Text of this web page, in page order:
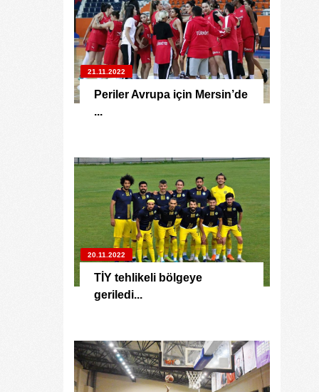
21.11.2022
Periler Avrupa için Mersin’de
...
20.11.2022
TİY tehlikeli bölgeye
geriledi...